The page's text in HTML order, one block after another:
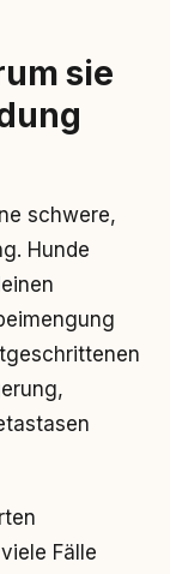
sie
schwere,
Hunde
Fälle